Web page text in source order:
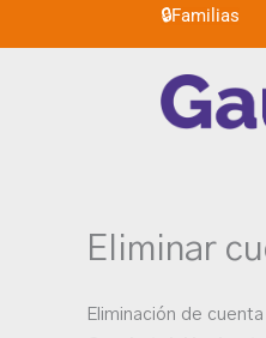
al
🔒Familias
Eliminar
Eliminación de